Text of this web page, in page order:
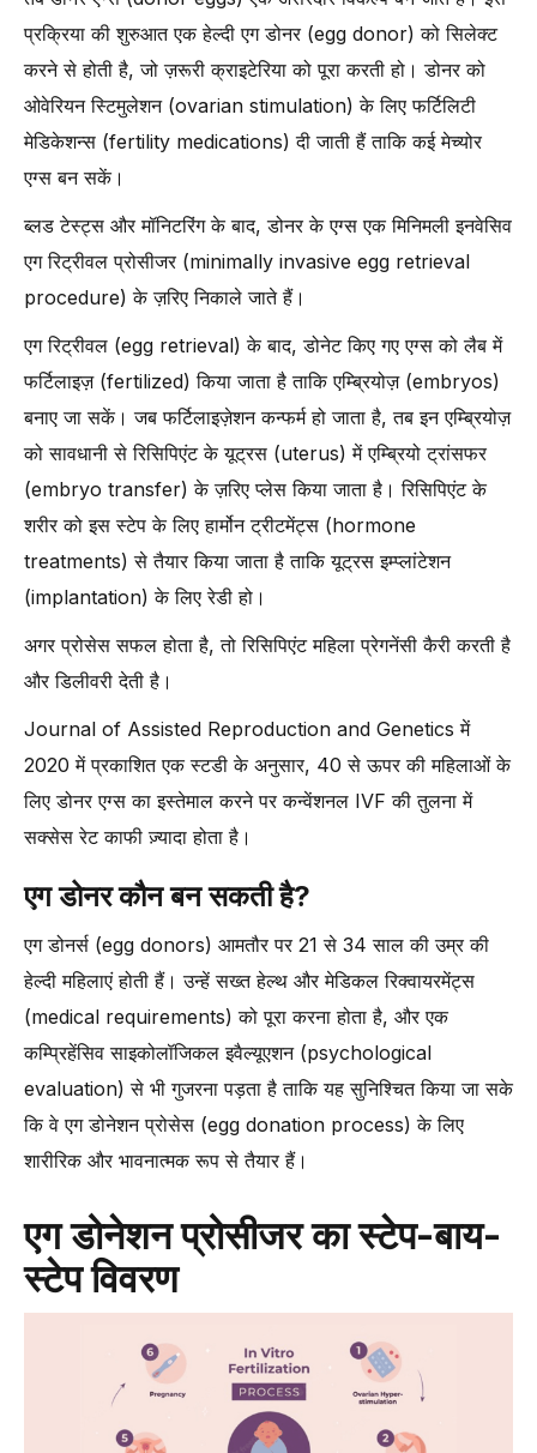
प्रक्रिया की शुरुआत एक हेल्दी एग डोनर (egg donor) को सिलेक्ट
करने से होती है, जो ज़रूरी क्राइटेरिया को पूरा करती हो। डोनर को
ओवेरियन स्टिमुलेशन (ovarian stimulation) के लिए फर्टिलिटी
मेडिकेशन्स (fertility medications) दी जाती हैं ताकि कई मेच्योर
एग्स बन सकें।
ब्लड टेस्ट्स और मॉनिटरिंग के बाद, डोनर के एग्स एक मिनिमली इनवेसिव
एग रिट्रीवल प्रोसीजर (minimally invasive egg retrieval
procedure) के ज़रिए निकाले जाते हैं।
एग रिट्रीवल (egg retrieval) के बाद, डोनेट किए गए एग्स को लैब में
फर्टिलाइज़ (fertilized) किया जाता है ताकि एम्ब्रियोज़ (embryos)
बनाए जा सकें। जब फर्टिलाइज़ेशन कन्फर्म हो जाता है, तब इन एम्ब्रियोज़
को सावधानी से रिसिपिएंट के यूट्रस (uterus) में एम्ब्रियो ट्रांसफर
(embryo transfer) के ज़रिए प्लेस किया जाता है। रिसिपिएंट के
शरीर को इस स्टेप के लिए हार्मोन ट्रीटमेंट्स (hormone
treatments) से तैयार किया जाता है ताकि यूट्रस इम्प्लांटेशन
(implantation) के लिए रेडी हो।
अगर प्रोसेस सफल होता है, तो रिसिपिएंट महिला प्रेगनेंसी कैरी करती है
और डिलीवरी देती है।
Journal of Assisted Reproduction and Genetics में
2020 में प्रकाशित एक स्टडी के अनुसार, 40 से ऊपर की महिलाओं के
लिए डोनर एग्स का इस्तेमाल करने पर कन्वेंशनल IVF की तुलना में
सक्सेस रेट काफी ज़्यादा होता है।
एग डोनर कौन बन सकती है?
एग डोनर्स (egg donors) आमतौर पर 21 से 34 साल की उम्र की
हेल्दी महिलाएं होती हैं। उन्हें सख्त हेल्थ और मेडिकल रिक्वायरमेंट्स
(medical requirements) को पूरा करना होता है, और एक
कम्प्रिहेंसिव साइकोलॉजिकल इवैल्यूएशन (psychological
evaluation) से भी गुजरना पड़ता है ताकि यह सुनिश्चित किया जा सके
कि वे एग डोनेशन प्रोसेस (egg donation process) के लिए
शारीरिक और भावनात्मक रूप से तैयार हैं।
एग डोनेशन प्रोसीजर का स्टेप-बाय-
स्टेप विवरण